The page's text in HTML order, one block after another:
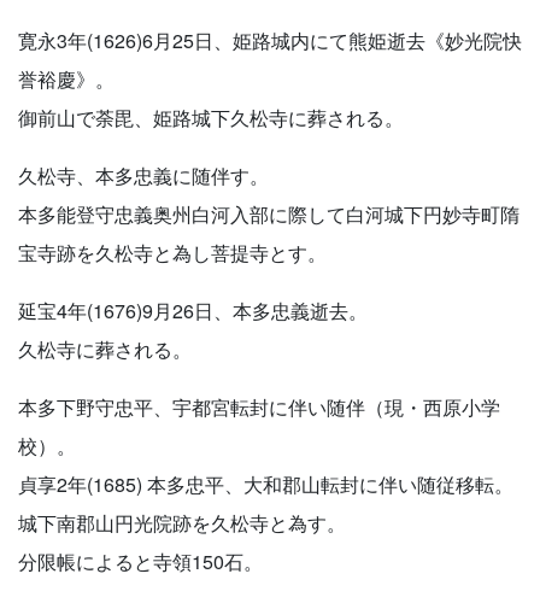
寛永3年(1626)6月25日、姫路城内にて熊姫逝去《妙光院快
誉裕慶》。
御前山で荼毘、姫路城下久松寺に葬される。
久松寺、本多忠義に随伴す。
本多能登守忠義奥州白河入部に際して白河城下円妙寺町隋
宝寺跡を久松寺と為し菩提寺とす。
延宝4年(1676)9月26日、本多忠義逝去。
久松寺に葬される。
本多下野守忠平、宇都宮転封に伴い随伴（現・西原小学
校）。
貞享2年(1685) 本多忠平、大和郡山転封に伴い随従移転。
城下南郡山円光院跡を久松寺と為す。
分限帳によると寺領150石。